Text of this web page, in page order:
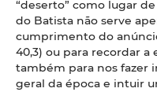
“deserto” como lugar
do Batista não serve
cumprimento do
40,3) ou para recordar
também para nos fazer
geral da época e intuir